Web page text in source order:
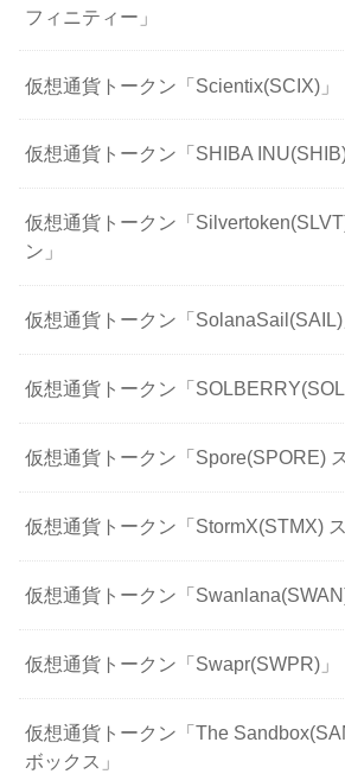
フィニティー」
仮想通貨トークン「Scientix(SCIX)」
仮想通貨トークン「SHIBA INU(SHIB)
仮想通貨トークン「
ン」
仮想通貨トークン「SolanaSail(SAIL)
仮想通貨トークン「
仮想通貨トークン「Spore(SPORE)
仮想通貨トークン「StormX(STMX) ス
仮想通貨トークン「Swanlana(SWAN)
仮想通貨トークン「Swapr(SWPR)」
仮想通貨トークン「The
ボックス」